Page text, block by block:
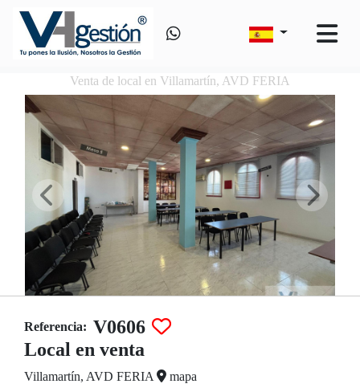
Venta de local en Villamartín, AVD FERIA
Referencia: V0606
Local en venta
Villamartín, AVD FERIA mapa